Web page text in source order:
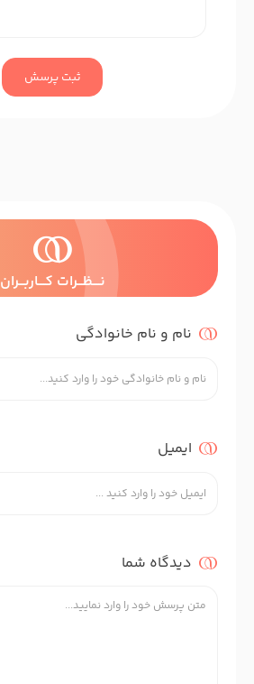
ثبت پرسش
نــــظـــرات کــــاربـــران
نام و نام خانوادگی
ایمیل
دیدگاه شما